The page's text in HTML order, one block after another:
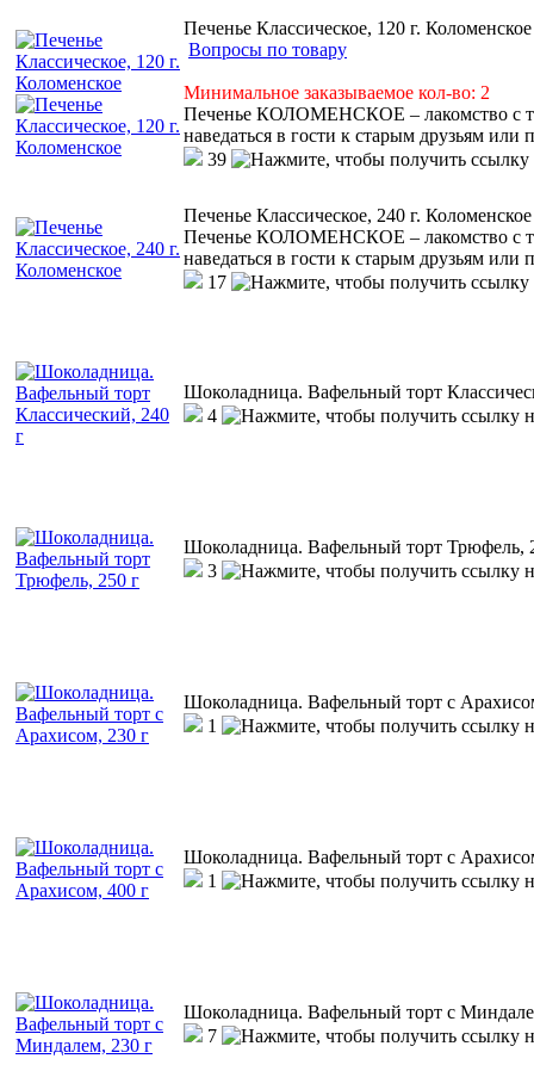
Печенье Классическое, 120 г. Коломенское
Вопросы по товару
Минимальное заказываемое кол-во: 2
Печенье КОЛОМЕНСКОЕ – лакомство с
наведаться в гости к старым друзьям или
39
Печенье Классическое, 240 г. Коломенское
Печенье КОЛОМЕНСКОЕ – лакомство с
наведаться в гости к старым друзьям или
17
Шоколадница. Вафельный торт
4
Шоколадница. Вафельный торт Трюфель,
3
Шоколадница. Вафельный торт с
1
Шоколадница. Вафельный торт с
1
Шоколадница. Вафельный торт с
7